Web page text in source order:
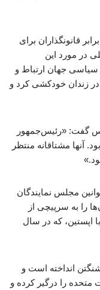
قانونگذاران برای
در مورد این
سیاسی جهان ارتباط و
در زندان خودکشی کرد و
گفت: «رئیس‌جمهور
آنها مشتاقانه منتظر
مجلس نمایندگان
را به سرپیچی از
اپستین، که در سال
انداخته است و
متحده را درگیر کرده و